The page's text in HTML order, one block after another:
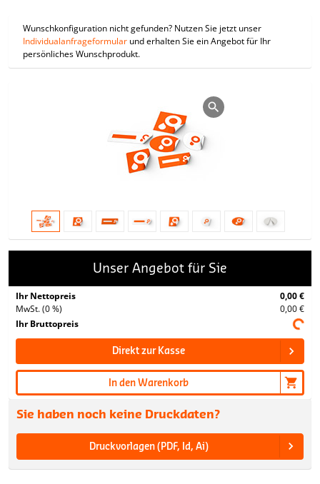
Wunschkonfiguration nicht gefunden? Nutzen Sie jetzt unser
Individualanfrageformular und erhalten Sie ein Angebot für Ihr
persönliches Wunschprodukt.
Unser Angebot für Sie
Ihr Nettopreis
0,00 €
MwSt. (0 %)
0,00 €
Ihr Bruttopreis
Direkt zur Kasse
In den Warenkorb
Sie haben noch keine Druckdaten?
Druckvorlagen (PDF, Id, Ai)